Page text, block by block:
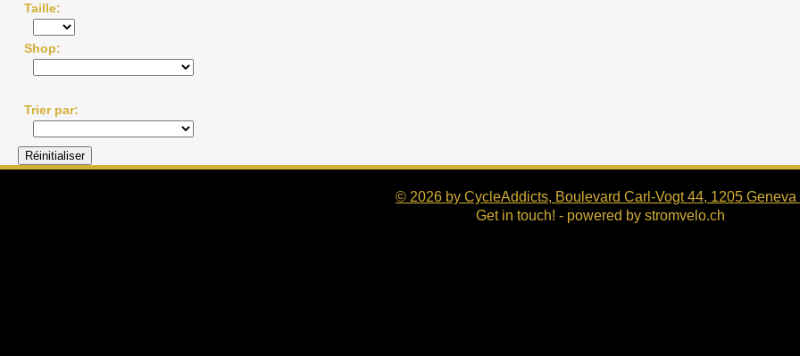
Taille
Shop
Trier par
© 2026 by CycleAddicts, Boulevard Carl-Vogt 44, 1205 Geneva
Get in touch! - powered by stromvelo.ch